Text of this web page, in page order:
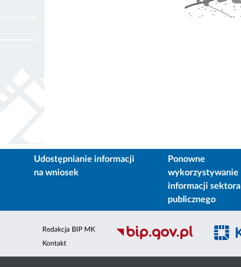
Udostępnianie informacji
na wniosek
Ponowne
wykorzystywanie
informacji sektora
publicznego
Redakcja BIP MK
Kontakt